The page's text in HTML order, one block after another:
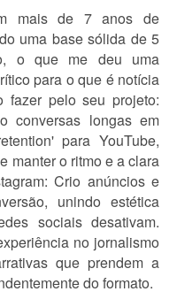
mais de 7 anos de
uma base sólida de 5
o que me deu uma
para o que é notícia
fazer pelo seu projeto:
conversas longas em
para YouTube,
manter o ritmo e a clara
Crio anúncios e
unindo estética
sociais desativam.
no jornalismo
que prendem a
do formato.